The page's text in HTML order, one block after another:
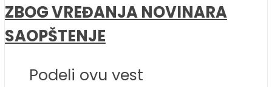
ZBOG VREĐANJA NOVINARA
SAOPŠTENJE
Podeli ovu vest